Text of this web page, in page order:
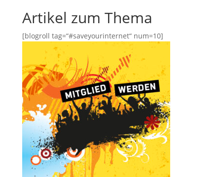
Artikel zum Thema
[blogroll tag=“#saveyourinternet“ num=10]